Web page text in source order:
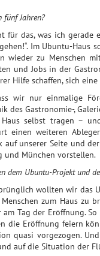
fünf Jahren?
für das, was ich
Im Ubuntu-
zu Menschen
und Jobs in der
Hilfe schaffen, sich
wir nur einmalige
des Gastronomie-,
selbst tragen –
einen weiteren
auf unserer Seite und
und München vorstellen.
Ubuntu-Projekt und
wollten wir das
zum Haus zu
Tag der Eröffnung.
die Eröffnung feiern
quasi vorgezogen.
auf die Situation der